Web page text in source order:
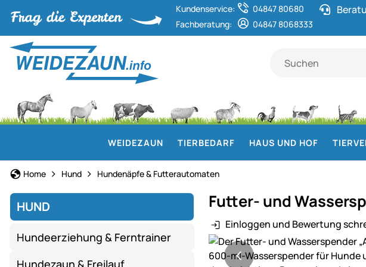
Kundenservice:
04847 80680
Fachberatung:
04847 8068333
WEIDEZAUN TIERBEDARF HAUS UND HOF
Home Hund Hundenäpfe & Futterautomaten
HUND
Hundeerziehung & Ferntrainer
Hundezaun & Freilauf
Futter- und
Einloggen und Bewertung
Produktgalerie